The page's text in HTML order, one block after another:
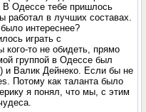
В Одессе тебе пришлось
работал в лучших составах.
интереснее?
играть с
то не обидеть, прямо
группой в Одессе был
Валик Дейнеко. Если бы не
Потому как таланта было
я понял, что мы, с этим